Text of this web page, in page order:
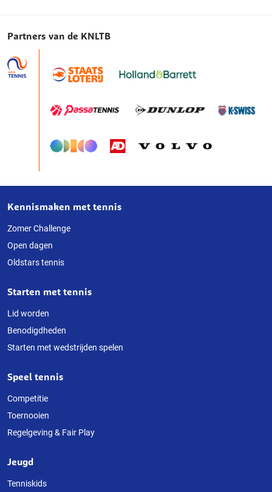
Partners van de KNLTB
Over
deze
website
Kennismaken met tennis
Zomer Challenge
Open dagen
Oldstars tennis
Starten met tennis
Lid worden
Benodigdheden
Starten met wedstrijden spelen
Speel tennis
Competitie
Toernooien
Regelgeving & Fair Play
Jeugd
Tenniskids